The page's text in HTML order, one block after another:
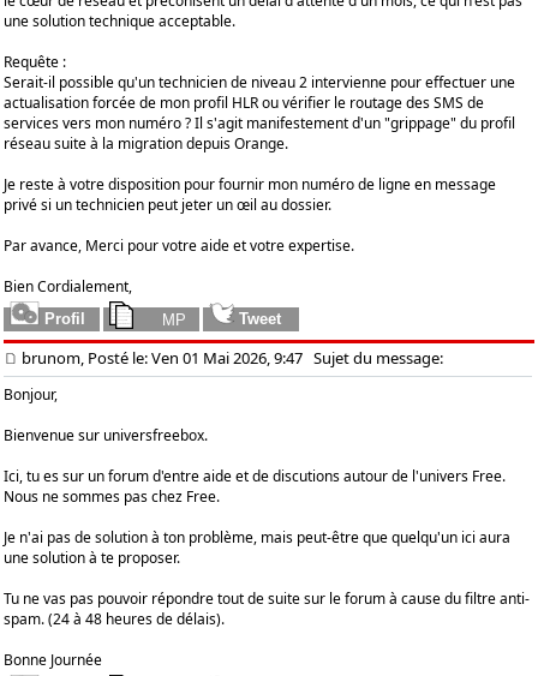
une solution technique acceptable.
​Requête :
Serait-il possible qu'un technicien de niveau 2 intervienne pour effectuer une
actualisation forcée de mon profil HLR ou vérifier le routage des SMS de
services vers mon numéro ? Il s'agit manifestement d'un "grippage" du profil
réseau suite à la migration depuis Orange.
​Je reste à votre disposition pour fournir mon numéro de ligne en message
privé si un technicien peut jeter un œil au dossier.
​Par avance, Merci pour votre aide et votre expertise.
​Bien Cordialement,
brunom, Posté le: Ven 01 Mai 2026, 9:47 Sujet du message:
Bonjour,
Bienvenue sur universfreebox.
Ici, tu es sur un forum d'entre aide et de discutions autour de l'univers Free.
Nous ne sommes pas chez Free.
Je n'ai pas de solution à ton problème, mais peut-être que quelqu'un ici aura
une solution à te proposer.
Tu ne vas pas pouvoir répondre tout de suite sur le forum à cause du filtre anti-
spam. (24 à 48 heures de délais).
Bonne Journée